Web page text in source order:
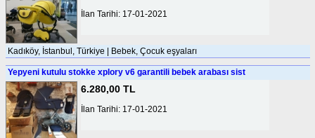
İlan Tarihi: 17-01-2021
Kadıköy, İstanbul, Türkiye | Bebek, Çocuk eşyaları
Yepyeni kutulu stokke xplory v6 garantili bebek arabası sist
6.280,00 TL
İlan Tarihi: 17-01-2021